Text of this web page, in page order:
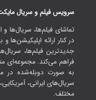
سرویس فیلم و سریال
تماشای فیلم‌ها، سریال‌ها
در کنار ارائه
جدیدترین فیلم‌ها،
فراهم می‌کند. مجموعه‌ای
به صورت دوبله‌شده در
سریال‌های ایرانی،
مختلف.